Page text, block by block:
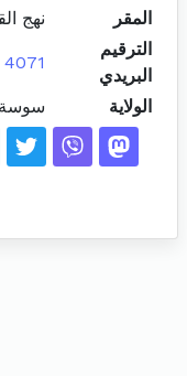
المقر
نهج
الترقيم
البريدي
4071
الولاية سوسة